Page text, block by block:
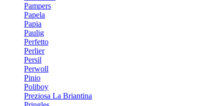
Pampers
Papela
Papia
Paulig
Perfetto
Perlier
Persil
Perwoll
Pinio
Poliboy
Preziosa La Briantina